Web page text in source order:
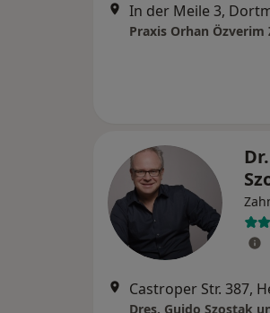
In der Meile 3,
Praxis Orhan Özverim
Castroper Str. 387,
Dres. Guido Szostak